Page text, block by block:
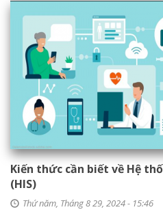
Kiến thức cần biết về Hệ
(HIS)
Thứ năm, Tháng 8 29, 2024 - 15:46